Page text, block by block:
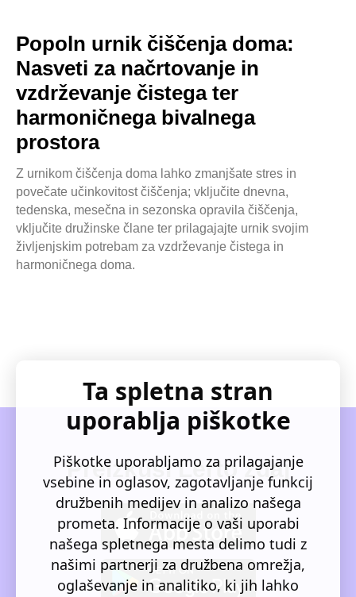
Popoln urnik čiščenja doma:
Nasveti za načrtovanje in
vzdrževanje čistega ter
harmoničnega bivalnega
prostora
Z urnikom čiščenja doma lahko zmanjšate stres in
povečate učinkovitost čiščenja; vključite dnevna,
tedenska, mesečna in sezonska opravila čiščenja,
vključite družinske člane ter prilagajajte urnik svojim
življenjskim potrebam za vzdrževanje čistega in
harmoničnega doma.
Preizkusi Lerto zdaj
Ta spletna stran
uporablja piškotke
Piškotke uporabljamo za prilagajanje
vsebine in oglasov, zagotavljanje funkcij
družbenih medijev in analizo našega
prometa. Informacije o vaši uporabi
našega spletnega mesta delimo tudi z
našimi partnerji za družbena omrežja,
oglaševanje in analitiko, ki jih lahko